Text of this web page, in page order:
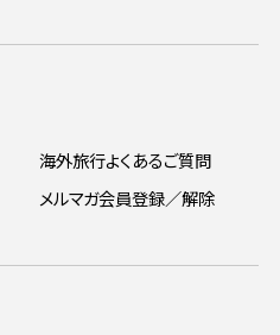
海外旅行よくあるご質問
メルマガ会員登録／解除